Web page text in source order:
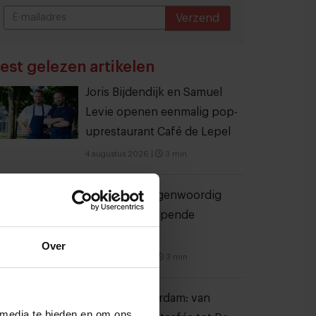
Over
Verzend
gelezen artikelen
Joris Bijdendijk en Samuel
Levie openen eenmalig pop-
uprestaurant Café de Lepel
4 augustus 2026 3 min
Bangkok is tegenwoordig
meer dan dampende
3 min
Eten in Amsterdam: van